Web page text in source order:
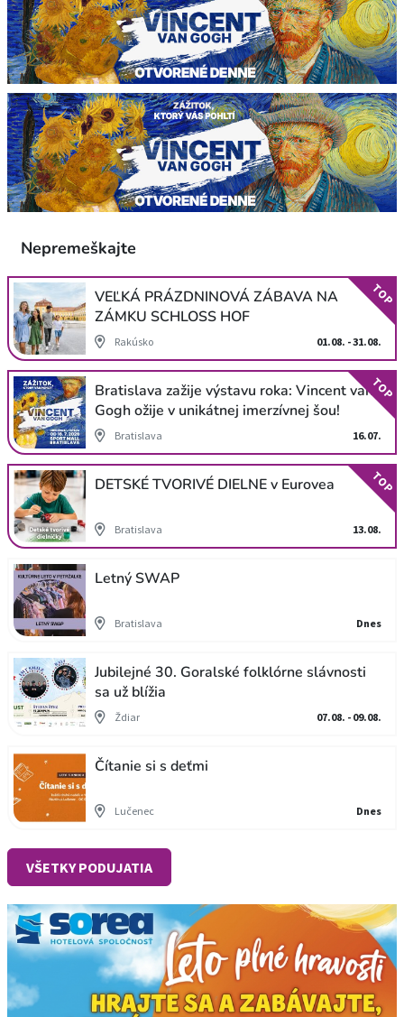
Nepremeškajte
VEĽKÁ PRÁZDNINOVÁ ZÁBAVA NA
ZÁMKU SCHLOSS HOF
Rakúsko 01.08. - 31.08.
TOP
Bratislava zažije výstavu roka: Vincent van
Gogh ožije v unikátnej imerzívnej šou!
Bratislava 16.07.
TOP
DETSKÉ TVORIVÉ DIELNE v Eurovea
Bratislava 13.08.
TOP
Letný SWAP
Bratislava Dnes
Jubilejné 30. Goralské folklórne slávnosti
sa už blížia
Ždiar 07.08. - 09.08.
Čítanie si s deťmi
Lučenec Dnes
VŠETKY PODUJATIA